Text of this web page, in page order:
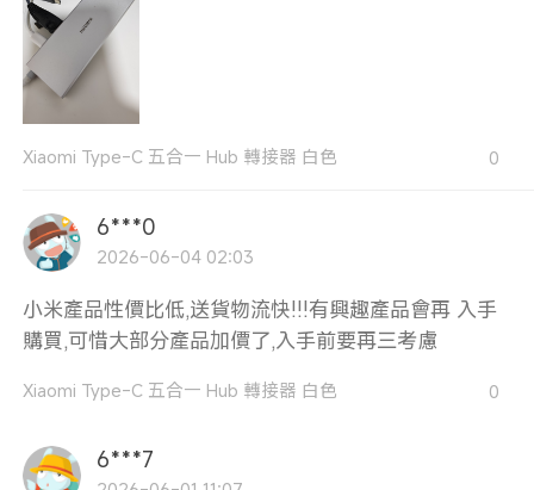
Xiaomi Type-C 五合一 Hub 轉接器 白色 0
6***0
2026-06-04 02:03
小米產品性價比低,送貨物流快!!!有興趣產品會再 入手
購買,可惜大部分產品加價了,入手前要再三考慮
Xiaomi Type-C 五合一 Hub 轉接器 白色 0
6***7